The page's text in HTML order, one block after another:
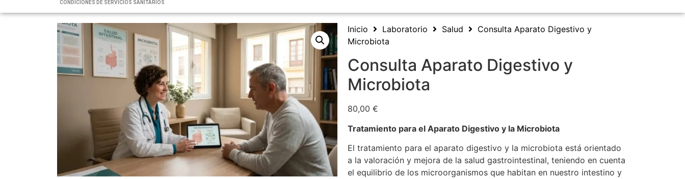
CONDICIONES DE SERVICIOS SANITARIOS
Inicio Laboratorio Salud
Consulta Aparato Digestivo y
Microbiota
Consulta Aparato Digestivo y
Microbiota
80,00 €
Tratamiento para el Aparato Digestivo y la Microbiota
El tratamiento para el aparato digestivo y la microbiota está orientado
a la valoración y mejora de la salud gastrointestinal, teniendo en cuenta
el equilibrio de los microorganismos que habitan en nuestro intestino y